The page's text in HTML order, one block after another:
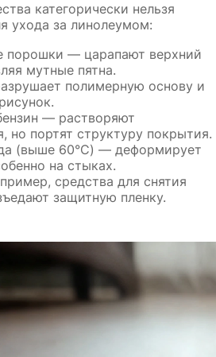
категорически нельзя
ухода за линолеумом:
порошки — царапают верхний
мутные пятна.
полимерную основу и
— растворяют
но портят структуру покрытия.
(выше 60°C) — деформирует
на стыках.
средства для снятия
защитную пленку.